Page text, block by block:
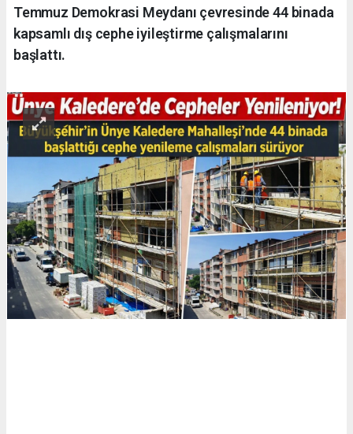
Temmuz Demokrasi Meydanı çevresinde 44 binada
kapsamlı dış cephe iyileştirme çalışmalarını
başlattı.